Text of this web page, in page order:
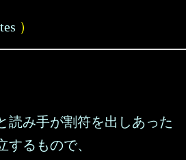
）
読み手が割符を出しあった
するもので、